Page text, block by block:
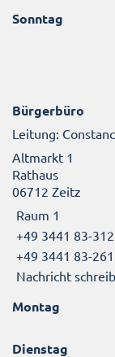
Sonntag
Bürgerbüro
Leitung:
Altmarkt 1
Rathaus
06712 Zeitz
Raum 1
+49 3441 83-312
+49 3441 83-261
Nachricht
Montag
Dienstag